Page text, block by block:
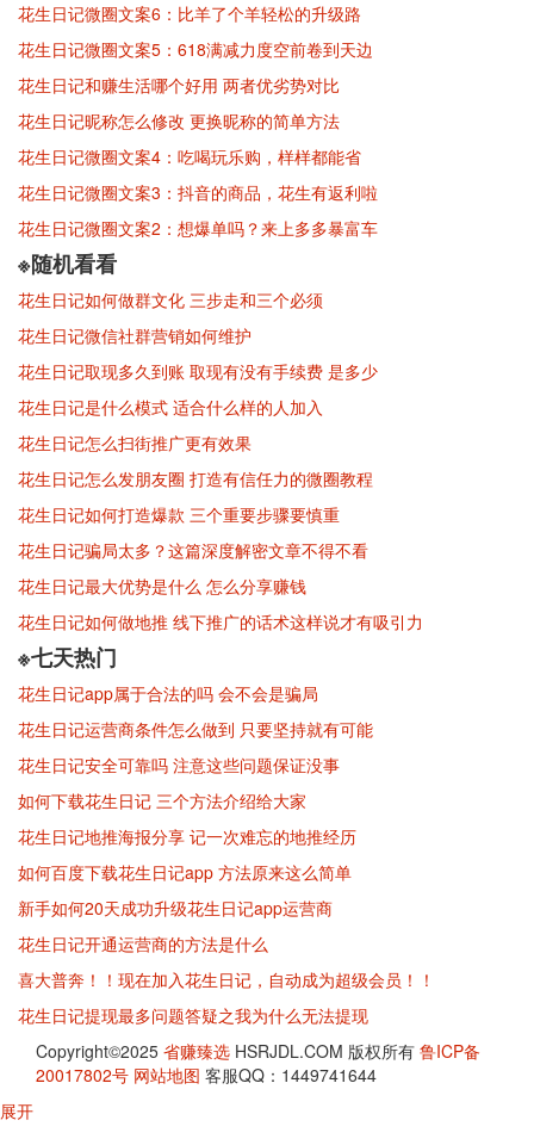
花生日记微圈文案6：比羊了个羊轻松的升级路
花生日记微圈文案5：618满减力度空前卷到天边
花生日记和赚生活哪个好用 两者优劣势对比
花生日记昵称怎么修改 更换昵称的简单方法
花生日记微圈文案4：吃喝玩乐购，样样都能省
花生日记微圈文案3：抖音的商品，花生有返利啦
花生日记微圈文案2：想爆单吗？来上多多暴富车
※随机看看
花生日记如何做群文化 三步走和三个必须
花生日记微信社群营销如何维护
花生日记取现多久到账 取现有没有手续费 是多少
花生日记是什么模式 适合什么样的人加入
花生日记怎么扫街推广更有效果
花生日记怎么发朋友圈 打造有信任力的微圈教程
花生日记如何打造爆款 三个重要步骤要慎重
花生日记骗局太多？这篇深度解密文章不得不看
花生日记最大优势是什么 怎么分享赚钱
花生日记如何做地推 线下推广的话术这样说才有吸引力
※七天热门
花生日记app属于合法的吗 会不会是骗局
花生日记运营商条件怎么做到 只要坚持就有可能
花生日记安全可靠吗 注意这些问题保证没事
如何下载花生日记 三个方法介绍给大家
花生日记地推海报分享 记一次难忘的地推经历
如何百度下载花生日记app 方法原来这么简单
新手如何20天成功升级花生日记app运营商
花生日记开通运营商的方法是什么
喜大普奔！！现在加入花生日记，自动成为超级会员！！
花生日记提现最多问题答疑之我为什么无法提现
Copyright©2025 省赚臻选 HSRJDL.COM 版权所有 鲁ICP备
20017802号 网站地图 客服QQ：1449741644
展开